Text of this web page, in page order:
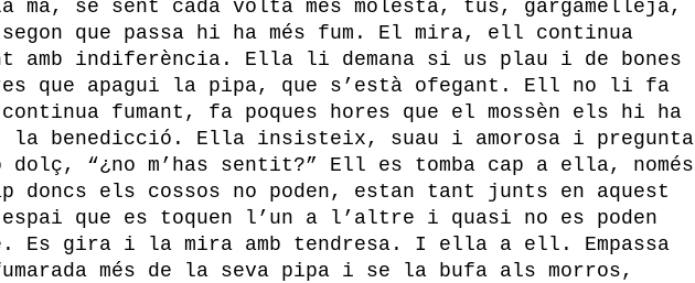
ma, se sent cada volta més molesta, tus, gargamelleja,
segon que passa hi ha més fum. El mira, ell continua
amb indiferència. Ella li demana si us plau i de bones
que apagui la pipa, que s’està ofegant. Ell no li fa
fumant, fa poques hores que el mossèn els hi ha
la benedicció. Ella insisteix, suau i amorosa i pregunta
dolç, “¿no m’has sentit?” Ell es tomba cap a ella, només
doncs els cossos no poden, estan tant junts en aquest
que es toquen l’un a l’altre i quasi no es poden
Es gira i la mira amb tendresa. I ella a ell. Empassa
més de la seva pipa i se la bufa als morros,